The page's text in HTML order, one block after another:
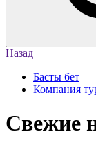
Назад
Басты бет
Компания
Свежие